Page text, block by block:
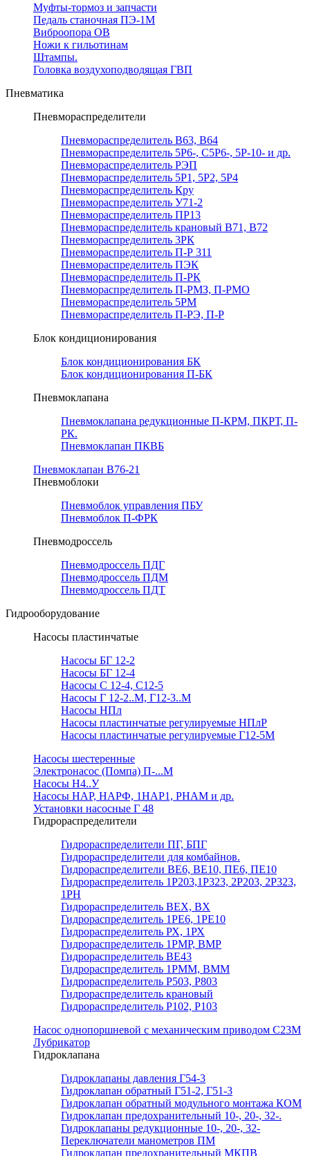
Муфты-тормоз и запчасти
Педаль станочная ПЭ-1М
Виброопора ОВ
Ножи к гильотинам
Штампы.
Головка воздухоподводящая ГВП
Пневматика
Пневмораспределители
Пневмораспределитель В63, В64
Пневмораспределитель 5Р6-, С5Р6-, 5Р-10- и др.
Пневмораспределитель РЭП
Пневмораспределитель 5Р1, 5Р2, 5Р4
Пневмораспределитель Кру
Пневмораспределитель У71-2
Пневмораспределитель ПР13
Пневмораспределитель крановый В71, В72
Пневмораспределитель 3РК
Пневмораспределитель П-Р 311
Пневмораспределитель ПЭК
Пневмораспределитель П-РК
Пневмораспределитель П-РМЗ, П-РМО
Пневмораспределитель 5РМ
Пневмораспределитель П-РЭ, П-Р
Блок кондиционирования
Блок кондиционирования БК
Блок кондиционирования П-БК
Пневмоклапана
Пневмоклапана редукционные П-КРМ, ПКРТ, П-
РК.
Пневмоклапан ПКВБ
Пневмоклапан В76-21
Пневмоблоки
Пневмоблок управления ПБУ
Пневмоблок П-ФРК
Пневмодроссель
Пневмодроссель ПДГ
Пневмодроссель ПДМ
Пневмодроссель ПДТ
Гидрооборудование
Насосы пластинчатые
Насосы БГ 12-2
Насосы БГ 12-4
Насосы С 12-4, С12-5
Насосы Г 12-2..М, Г12-3..М
Насосы НПл
Насосы пластинчатые регулируемые НПлР
Насосы пластинчатые регулируемые Г12-5М
Насосы шестеренные
Электронасос (Помпа) П-...М
Насосы Н4..У
Насосы НАР, НАРФ, 1НАР1, РНАМ и др.
Установки насосные Г 48
Гидрораспределители
Гидрораспределители ПГ, БПГ
Гидрораспределители для комбайнов.
Гидрораспределители ВЕ6, ВЕ10, ПЕ6, ПЕ10
Гидрораспределитель 1Р203,1Р323, 2Р203, 2Р323,
1РН
Гидрораспределитель ВЕХ, ВХ
Гидрораспределитель 1РЕ6, 1РЕ10
Гидрораспределитель РХ, 1РХ
Гидрораспределитель 1РМР, ВМР
Гидрораспределитель ВЕ43
Гидрораспределитель 1РММ, ВММ
Гидрораспределитель Р503, Р803
Гидрораспределитель крановый
Гидрораспределитель Р102, Р103
Насос однопоршневой с механическим приводом С23М
Лубрикатор
Гидроклапана
Гидроклапаны давления Г54-3
Гидроклапан обратный Г51-2, Г51-3
Гидроклапан обратный модульного монтажа КОМ
Гидроклапан предохранительный 10-, 20-, 32-.
Гидроклапаны редукционные 10-, 20-, 32-
Переключатели манометров ПМ
Гидроклапан предохранительный МКПВ